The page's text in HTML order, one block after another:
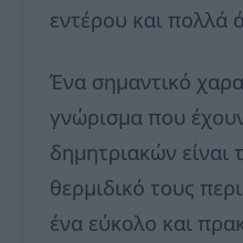
εντέρου και πολλά
Ένα σημαντικό
γνώρισμα που
δημητριακών είναι
θερμιδικό τους
ένα εύκολο και